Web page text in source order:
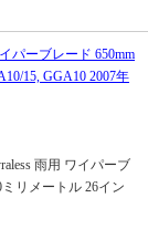
パーブレード 650mm
15, GGA10 2007年
雨用 ワイパーブ
リメートル 26イン